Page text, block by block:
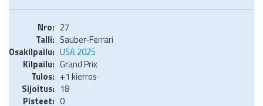
27
Sauber-Ferrari
USA 2025
Grand Prix
+1 kierros
18
0